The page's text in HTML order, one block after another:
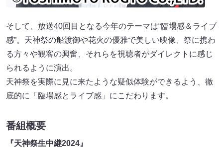
そして、放送40回目となる今年のテーマは“臨場感＆ライブ
感”。天神祭の船渡御や花火の優雅で美しい映像、祭に携わ
る方々や観客の興奮、それらを視聴者がダイレクトに感じ
られるように演出。
天神祭を実際に見に来たような疑似体験ができるよう、徹
底的に「臨場感とライブ感」にこだわります。
番組概要
『天神祭生中継2024』